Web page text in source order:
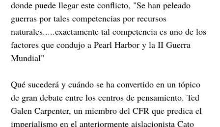
donde puede llegar este conflicto, "Se han peleado
guerras por tales competencias por recursos
naturales.....exactamente tal competencia es uno de los
factores que condujo a Pearl Harbor y la II Guerra
Mundial"
Qué sucederá y cuándo se ha convertido en un tópico
de gran debate entre los centros de pensamiento. Ted
Galen Carpenter, un miembro del CFR que predica el
imperialismo en el anteriormente aislacionista Cato